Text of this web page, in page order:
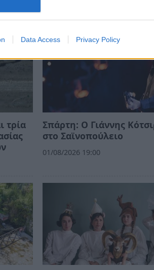
Data Access Privacy Policy
τρία
Σπάρτη: Ο Γιάννης
στο Σαϊνοπούλειο
01/08/2026 19:00